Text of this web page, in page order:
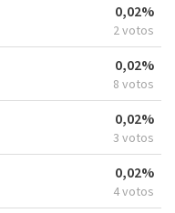
0,02%
2 votos
0,02%
8 votos
0,02%
3 votos
0,02%
4 votos